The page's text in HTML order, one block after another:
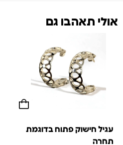
אולי תאהבו גם
עגיל חישוק פתוח בדוגמת
תחרה